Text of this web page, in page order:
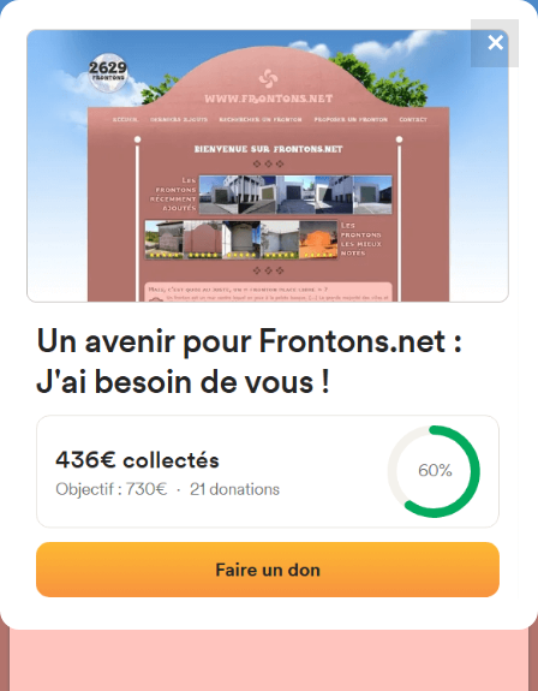
FRONTONS.NET
BUSCAR UN FRONTÓN
AÑADIR UN FRONTÓN
4784
frontones
Centro De Salud Pavones
#3437
Frontón de pared izquierda
› Ubicación del frontón
✕